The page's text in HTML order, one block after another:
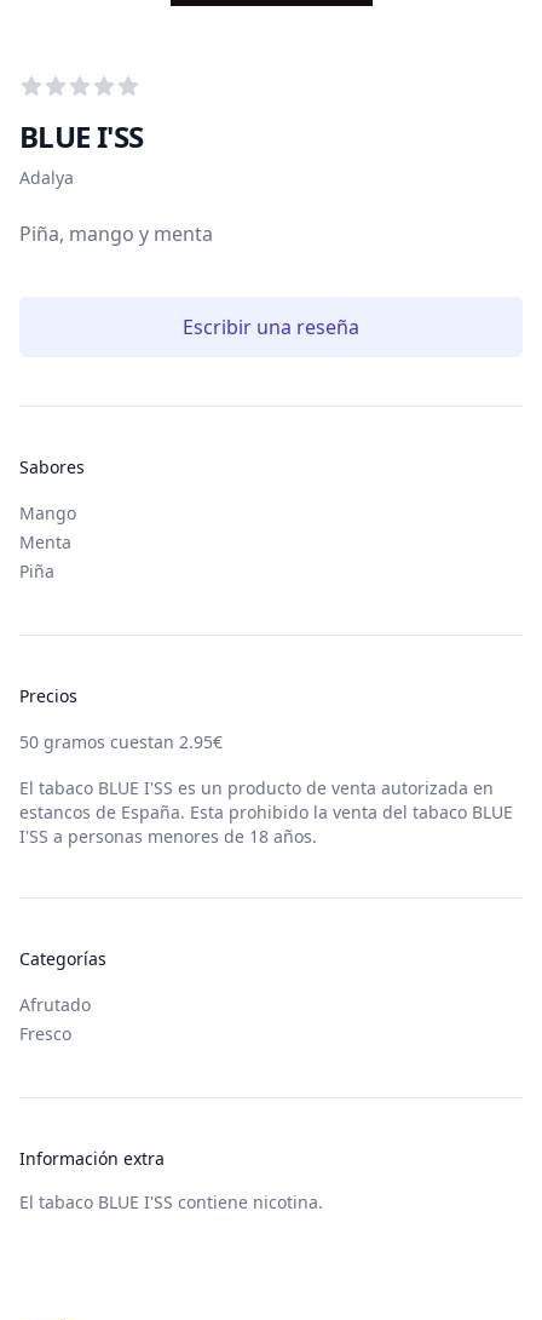
BLUE I'SS
Información del tabaco
Adalya
Puntuación media
Piña, mango y menta
Escribir una reseña
Sabores
Mango
Menta
Piña
Precios
50 gramos cuestan 2.95€
El tabaco BLUE I'SS es un producto de venta autorizada en
estancos de España. Esta prohibido la venta del tabaco BLUE
I'SS a personas menores de 18 años.
Categorías
Afrutado
Fresco
Información extra
El tabaco BLUE I'SS contiene nicotina.